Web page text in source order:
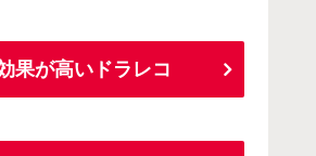
果が高いドラレコ